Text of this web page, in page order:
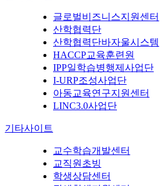
글로벌비즈니스지원센터
산학협력단
산학협력단바자울시스템
HACCP교육훈련원
IPP일학습병행제사업단
I-URP조성사업단
아동교육연구지원센터
LINC3.0사업단
기타사이트
교수학습개발센터
교직원초빙
학생상담센터